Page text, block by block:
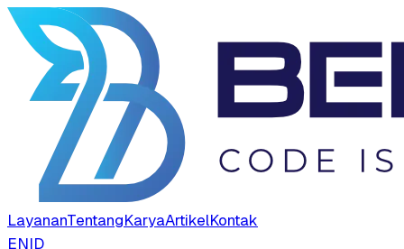
LayananTentangKaryaArtikelKontak
ENID